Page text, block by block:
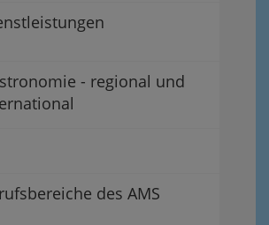
- regional und
des AMS